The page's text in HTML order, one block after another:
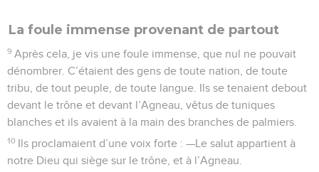
La foule immense provenant de partout
9 Après cela, je vis une foule immense, que nul ne pouvait
dénombrer. C’étaient des gens de toute nation, de toute
tribu, de tout peuple, de toute langue. Ils se tenaient debout
devant le trône et devant l’Agneau, vêtus de tuniques
blanches et ils avaient à la main des branches de palmiers.
10 Ils proclamaient d’une voix forte : —Le salut appartient à
notre Dieu qui siège sur le trône, et à l’Agneau.